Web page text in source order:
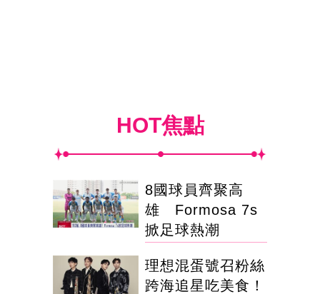
HOT焦點
8國球員齊聚高
雄 Formosa 7s
掀足球熱潮
理想混蛋號召粉絲
跨海追星吃美食！